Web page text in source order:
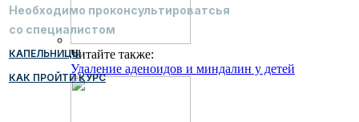
Читайте также:
Удаление аденоидов и миндалин у детей
Необходимо проконсультироватсья
со специалистом
КАПЕЛЬНИЦЫ
КАК ПРОЙТИ КУРС